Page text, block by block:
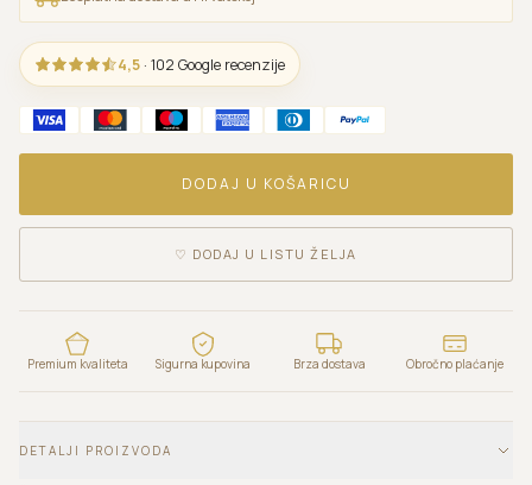
4,5 · 102 Google recenzije
DODAJ U KOŠARICU
♡ DODAJ U LISTU ŽELJA
Premium kvaliteta Sigurna kupovina Brza dostava Obročno plaćanje
DETALJI PROIZVODA